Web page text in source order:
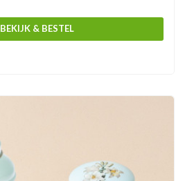
BEKIJK & BESTEL